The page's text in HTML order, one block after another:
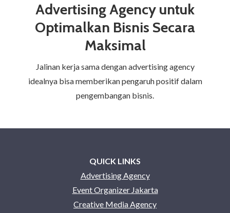
Advertising Agency untuk
Optimalkan Bisnis Secara
Maksimal
Jalinan kerja sama dengan advertising agency
idealnya bisa memberikan pengaruh positif dalam
pengembangan bisnis.
QUICK LINKS
Advertising Agency
Event Organizer Jakarta
Creative Media Agency